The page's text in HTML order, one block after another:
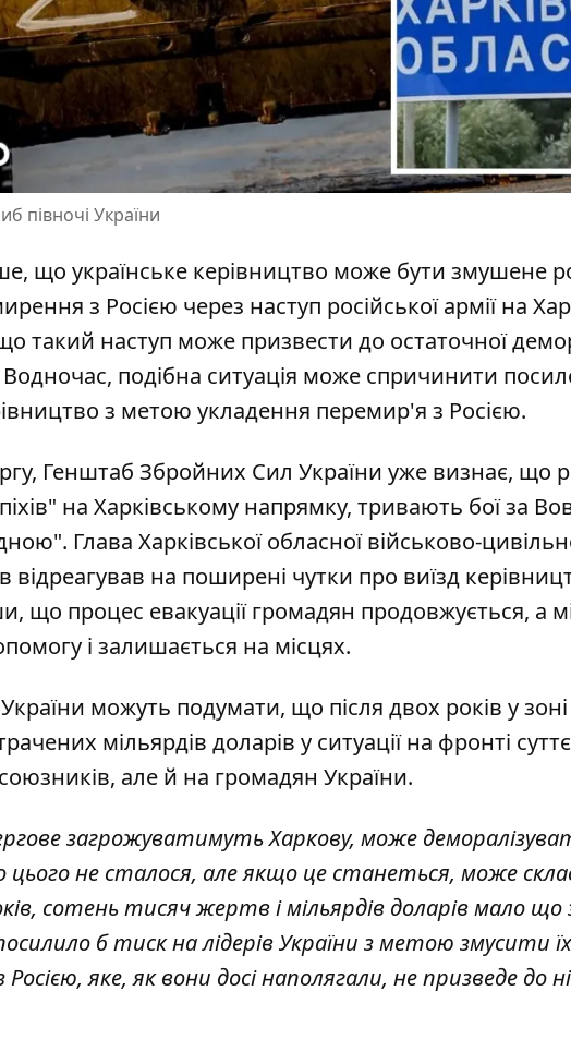
півночі України
що українське керівництво може бути змушене
з Росією через наступ російської армії на
такий наступ може призвести до остаточної
Водночас, подібна ситуація може спричинити
з метою укладення перемир'я з Росією.
Генштаб Збройних Сил України уже визнає, що
на Харківському напрямку, тривають бої за
. Глава Харківської обласної військово-
відреагував на поширені чутки про виїзд
що процес евакуації громадян продовжується, а
і залишається на місцях.
можуть подумати, що після двох років у
мільярдів доларів у ситуації на фронті
але й на громадян України.
загрожуватимуть Харкову, може
цього не сталося, але якщо це станеться, може
сотень тисяч жертв і мільярдів доларів мало що
б тиск на лідерів України з метою змусити
яке, як вони досі наполягали, не призведе до